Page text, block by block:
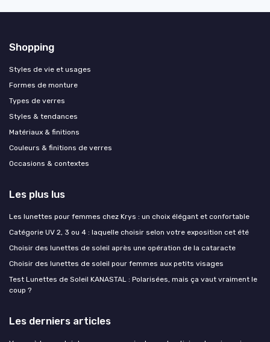
Shopping
Styles de vie et usages
Formes de monture
Types de verres
Styles & tendances
Matériaux & finitions
Couleurs & finitions de verres
Occasions & contextes
Les plus lus
Les lunettes pour femmes chez Krys : un choix élégant et confortable
Catégorie UV 2, 3 ou 4 : laquelle choisir selon votre exposition cet été
Choisir des lunettes de soleil après une opération de la cataracte
Choisir des lunettes de soleil pour femmes aux petits visages
Test Lunettes de Soleil KANASTAL : Polarisées, mais ça vaut vraiment le
coup ?
Les derniers articles